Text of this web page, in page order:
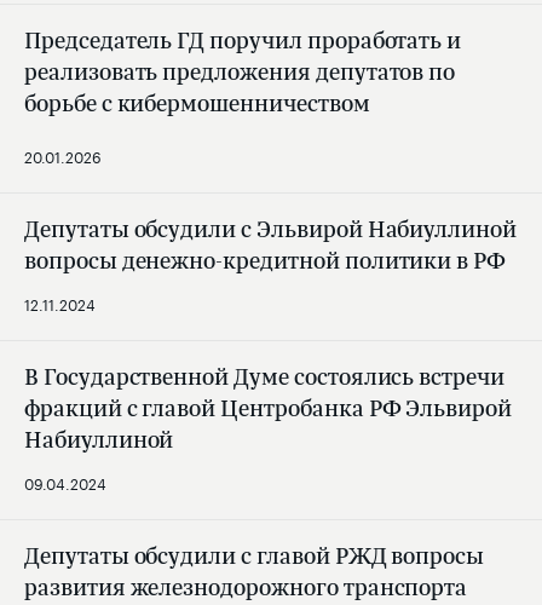
20.01.2026
Председатель ГД поручил проработать и
реализовать предложения депутатов по
борьбе с кибермошенничеством
12.11.2024
Депутаты обсудили с Эльвирой Набиуллиной
вопросы денежно-кредитной политики в РФ
09.04.2024
В Государственной Думе состоялись встречи
фракций с главой Центробанка РФ Эльвирой
Набиуллиной
Депутаты обсудили с главой РЖД вопросы
развития железнодорожного транспорта